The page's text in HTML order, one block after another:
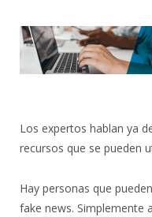
Los expertos hablan ya
recursos que se pueden
Hay personas que
fake news. Simplemente